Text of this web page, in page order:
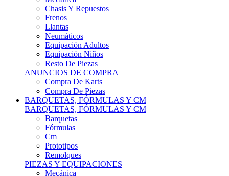
Chasis Y Repuestos
Frenos
Llantas
Neumáticos
Equipación Adultos
Equipación Niños
Resto De Piezas
ANUNCIOS DE COMPRA
Compra De Karts
Compra De Piezas
BARQUETAS, FÓRMULAS Y CM
BARQUETAS, FÓRMULAS Y CM
Barquetas
Fórmulas
Cm
Prototipos
Remolques
PIEZAS Y EQUIPACIONES
Mecánica